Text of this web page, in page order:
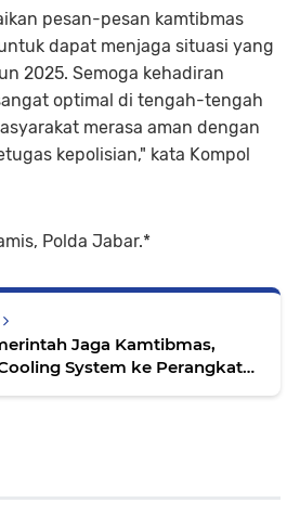
pesan-pesan kamtibmas
dapat menjaga situasi yang
2025. Semoga kehadiran
optimal di tengah-tengah
merasa aman dengan
kepolisian," kata Kompol
Polda Jabar.*
Jaga Kamtibmas,
System ke Perangkat